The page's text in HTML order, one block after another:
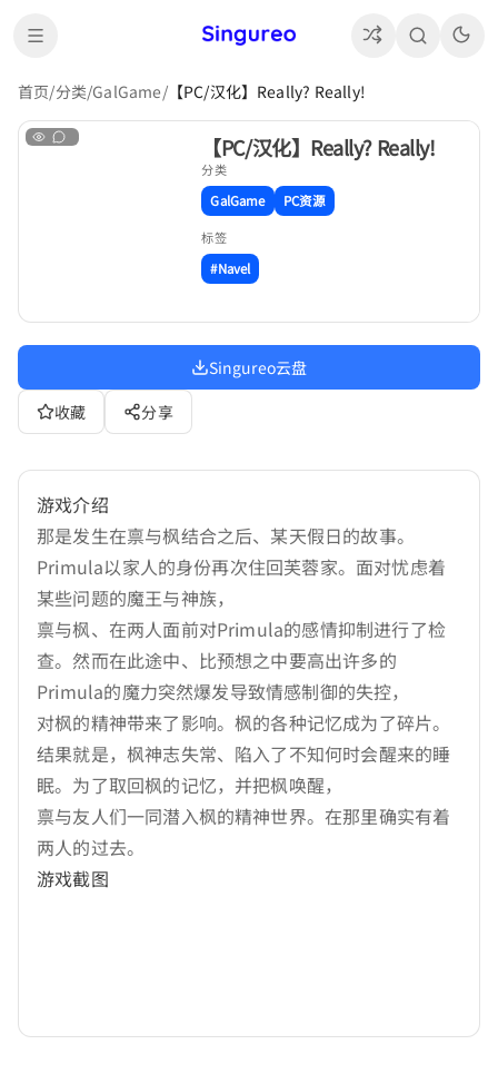
首页/分类/GalGame/【PC/汉化】Really? Really!
【PC/汉化】Really? Really!
分类
GalGame
PC资源
标签
#Navel
Singureo云盘
收藏
分享
游戏介绍
那是发生在禀与枫结合之后、某天假日的故事。
Primula以家人的身份再次住回芙蓉家。面对忧虑着
某些问题的魔王与神族，
禀与枫、在两人面前对Primula的感情抑制进行了检
查。然而在此途中、比预想之中要高出许多的
Primula的魔力突然爆发导致情感制御的失控，
对枫的精神带来了影响。枫的各种记忆成为了碎片。
结果就是，枫神志失常、陷入了不知何时会醒来的睡
眠。为了取回枫的记忆，并把枫唤醒，
禀与友人们一同潜入枫的精神世界。在那里确实有着
两人的过去。
游戏截图